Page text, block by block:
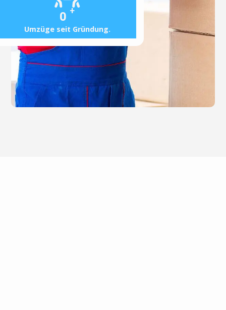
0 +
Umzüge seit Gründung.